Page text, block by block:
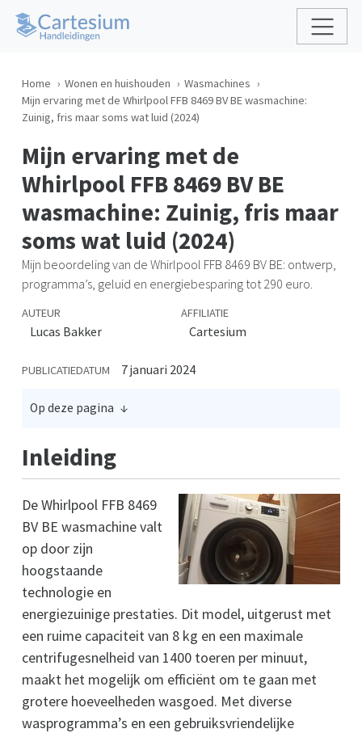
Home Wonen en huishouden
Wasmachines
Mijn ervaring met de Whirlpool FFB 8469 BV BE wasmachine:
Zuinig, fris maar soms wat luid (2024)
Mijn ervaring met de
Whirlpool FFB 8469 BV BE
wasmachine: Zuinig, fris maar
soms wat luid (2024)
Mijn beoordeling van de Whirlpool FFB 8469 BV BE: ontwerp,
programma’s, geluid en energiebesparing tot 290 euro.
AUTEUR AFFILIATIE
Lucas Bakker Cartesium
PUBLICATIEDATUM 7 januari 2024
Op deze pagina
Inleiding
De Whirlpool FFB 8469
BV BE wasmachine valt
op door zijn
hoogstaande
technologie en
energiezuinige prestaties. Dit model, uitgerust met
een ruime capaciteit van 8 kg en een maximale
centrifugesnelheid van 1400 toeren per minuut,
maakt het mogelijk om efficiënt om te gaan met
grotere hoeveelheden wasgoed. Met diverse
wasprogramma’s en een gebruiksvriendelijke